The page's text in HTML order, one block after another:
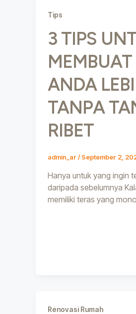
Tips
3 TIPS
MEMBUAT
ANDA
TANPA
RIBET
admin_ar /September 2,
Hanya untuk yang ingin
daripada sebelumnya
memiliki teras yang
Renovasi Rumah